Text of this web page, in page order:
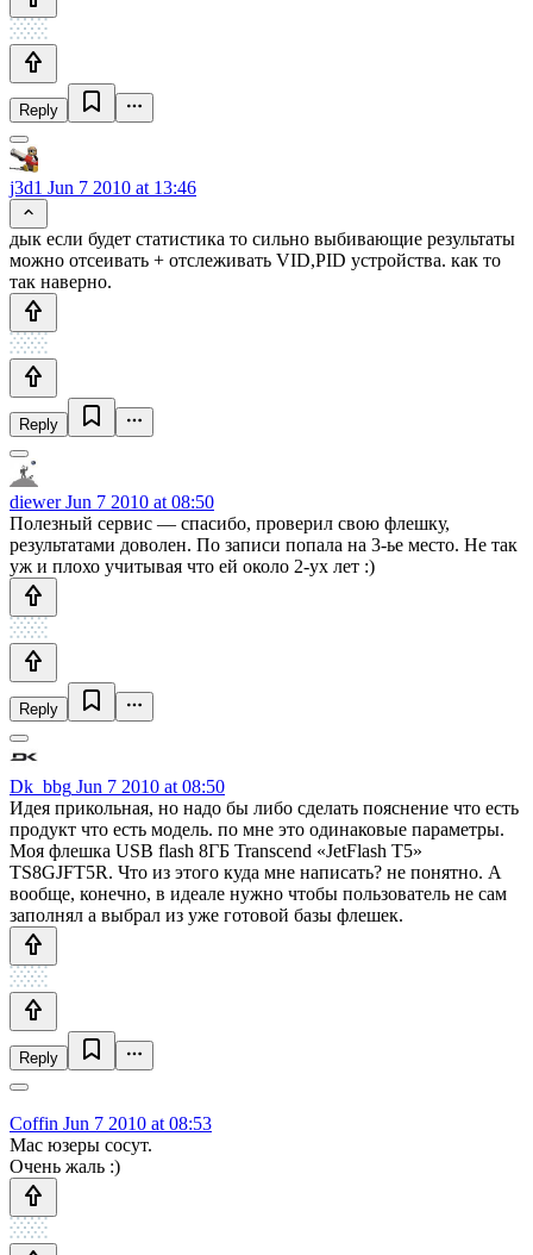
Reply
j3d1 Jun 7 2010 at 13:46
дык если будет статистика то сильно выбивающие результаты
можно отсеивать + отслеживать VID,PID устройства. как то
так наверно.
Reply
diewerJun 7 2010 at 08:50
Полезный сервис — спасибо, проверил свою флешку,
результатами доволен. По записи попала на 3-ье место. Не так
уж и плохо учитывая что ей около 2-ух лет :)
Reply
Dk_bbg Jun 7 2010 at 08:50
Идея прикольная, но надо бы либо сделать пояснение что есть
продукт что есть модель. по мне это одинаковые параметры.
Моя флешка USB flash 8ГБ Transcend «JetFlash T5»
TS8GJFT5R. Что из этого куда мне написать? не понятно. А
вообще, конечно, в идеале нужно чтобы пользователь не сам
заполнял а выбрал из уже готовой базы флешек.
Reply
Coffin Jun 7 2010 at 08:53
Mac юзеры сосут.
Очень жаль :)